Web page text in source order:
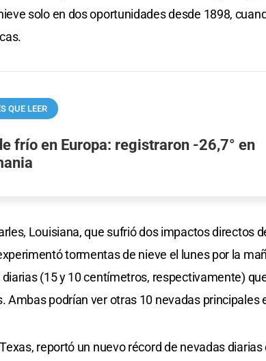
solo en dos oportunidades desde 1898,
QUE LEER
frío en Europa: registraron -26,7° en
Louisiana, que sufrió dos impactos directos
tormentas de nieve el lunes por la
(15 y 10 centímetros, respectivamente)
Ambas podrían ver otras 10 nevadas principales
reportó un nuevo récord de nevadas